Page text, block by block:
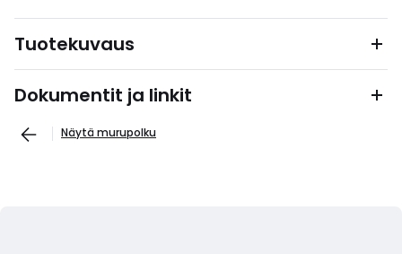
Tuotekuvaus
Dokumentit ja linkit
Näytä murupolku